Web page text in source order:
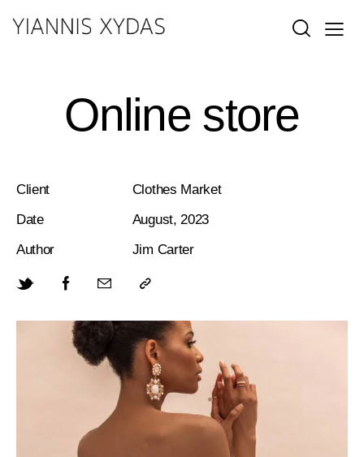
Online store
Client
Clothes Market
Date
August, 2023
Author
Jim Carter